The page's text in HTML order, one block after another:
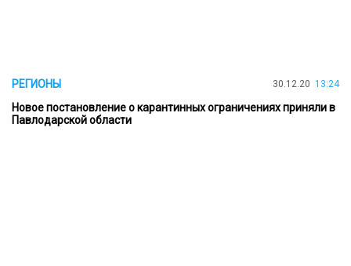
РЕГИОНЫ 30.12.20 13:24
Новое постановление о карантинных ограничениях приняли в
Павлодарской области